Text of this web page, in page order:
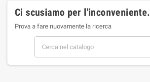
Ci scusiamo per l'inconveniente.
Prova a fare nuovamente la ricerca